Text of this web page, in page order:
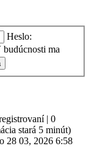
Heslo:
budúcnosti ma
| 0
stará 5 minút)
28 03, 2026 6:58